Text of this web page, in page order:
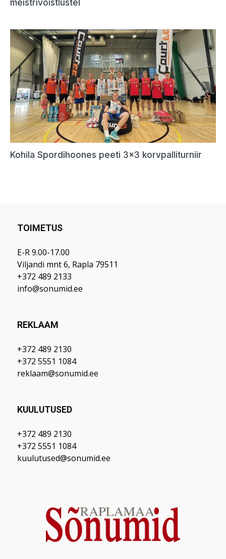
TOIMETUS
E-R 9.00-17.00
Viljandi mnt 6, Rapla 79511
+372 489 2133
info@sonumid.ee
REKLAAM
+372 489 2130
+372 5551 1084
reklaam@sonumid.ee
KUULUTUSED
+372 489 2130
+372 5551 1084
kuulutused@sonumid.ee